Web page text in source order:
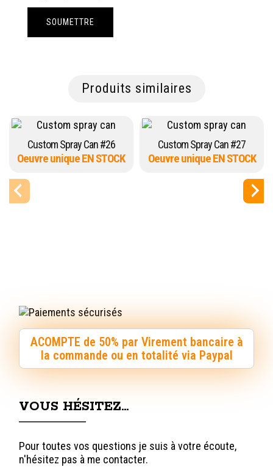
Produits similaires
Custom Spray Can #26 Custom Spray Can #27
ACOMPTE de 50% par Virement bancaire à
la commande ou en totalité via Paypal
VOUS HÉSITEZ…
Pour toutes vos questions je suis à votre écoute,
n'hésitez pas à me contacter.